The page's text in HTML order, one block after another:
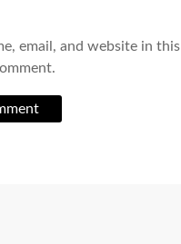
email, and website in